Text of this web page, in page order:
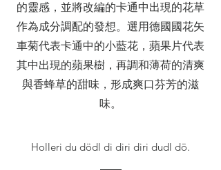
的靈感，並將改編的卡通中出現的花草
作為成分調配的發想。選用德國國花矢
車菊代表卡通中的小藍花，蘋果片代表
其中出現的蘋果樹，再調和薄荷的清爽
與香蜂草的甜味，形成爽口芬芳的滋
味。
Holleri du dödl di diri diri dudl dö.